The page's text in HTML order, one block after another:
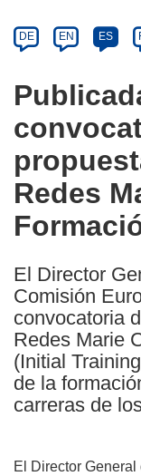
Article
available
the
following
languages:
DE EN ES
Redes
El Director
Comisión
convocatoria
Redes Marie
(Initial
de la
carreras de
El Director